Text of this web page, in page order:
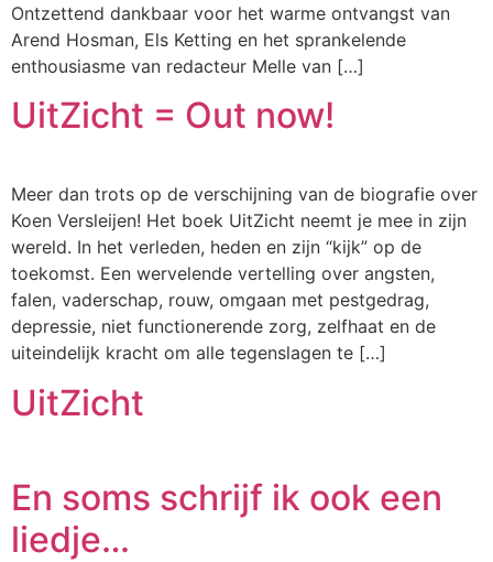
Ontzettend dankbaar voor het warme ontvangst van
Arend Hosman, Els Ketting en het sprankelende
enthousiasme van redacteur Melle van […]
UitZicht = Out now!
Meer dan trots op de verschijning van de biografie over
Koen Versleijen! Het boek UitZicht neemt je mee in zijn
wereld. In het verleden, heden en zijn “kijk” op de
toekomst. Een wervelende vertelling over angsten,
falen, vaderschap, rouw, omgaan met pestgedrag,
depressie, niet functionerende zorg, zelfhaat en de
uiteindelijk kracht om alle tegenslagen te […]
UitZicht
En soms schrijf ik ook een
liedje…